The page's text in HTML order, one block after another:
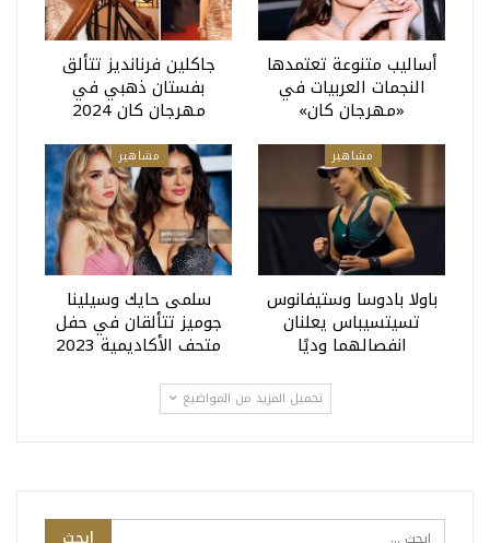
أساليب متنوعة تعتمدها
النجمات العربيات في
«مهرجان كان»
جاكلين فرنانديز تتألق
بفستان ذهبي في
مهرجان كان 2024
مشاهير
باولا بادوسا وستيفانوس
تسيتسيباس يعلنان
انفصالهما وديًا
مشاهير
سلمى حايك وسيلينا
جوميز تتألقان في حفل
متحف الأكاديمية 2023
تحميل المزيد من المواضيع